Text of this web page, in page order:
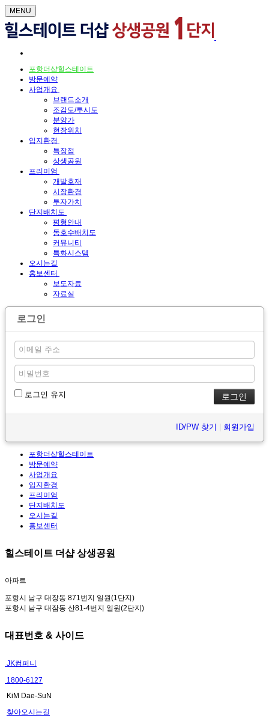
MENU
포항더샵힐스테이트
방문예약
사업개요
브랜드소개
조감도/투시도
분양가
현장위치
입지환경
특장점
상생공원
프리미엄
개발호재
시장환경
투자가치
단지배치도
평형안내
동호수배치도
커뮤니티
특화시스템
오시는길
홍보센터
보도자료
자료실
로그인
로그인 유지
ID/PW 찾기 회원가입
포항더샵힐스테이트
방문예약
사업개요
입지환경
프리미엄
단지배치도
오시는길
홍보센터
힐스테이트 더샵 상생공원
아파트
포항시 남구 대장동 871번지 일원(1단지)
포항시 남구 대잠동 산81-4번지 일원(2단지)
대표번호 & 사이드
JK컴퍼니
1800-6127
KiM Dae-SuN
찾아오시는길